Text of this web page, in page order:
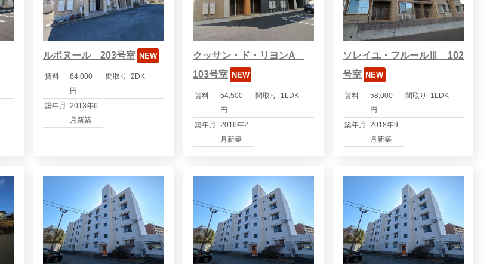
ルボヌール 203号室 NEW
賃料
64,000
円
間取り 2DK
築年月
2013年6
月新築
クッサン・ド・リヨンA
103号室 NEW
賃料
54,500
円
間取り 1LDK
築年月
2016年2
月新築
ソレイユ・フルールⅢ 102
号室 NEW
賃料
58,000
円
間取り 1LDK
築年月
2018年9
月新築